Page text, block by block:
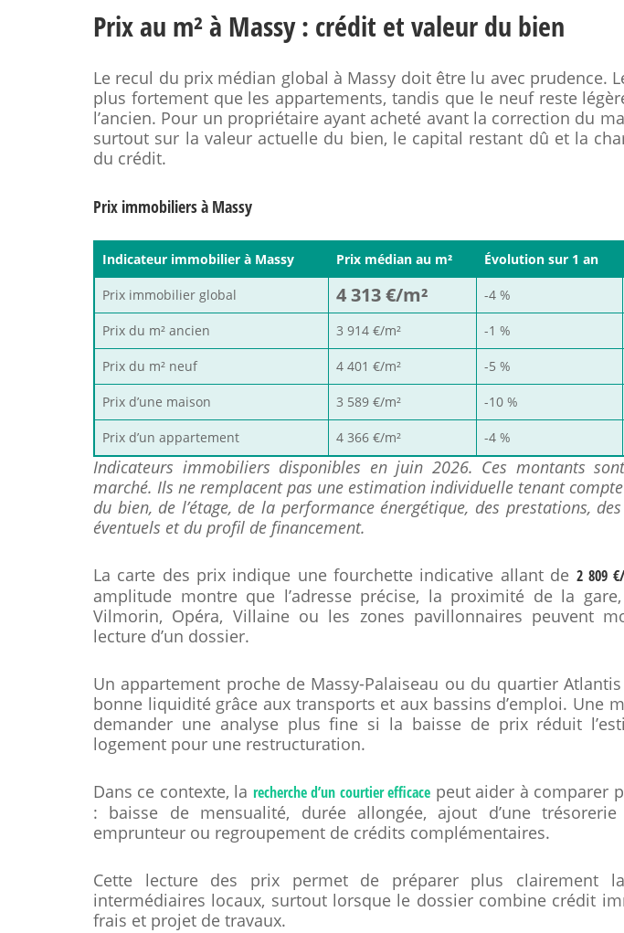
Prix au m² à Massy : crédit et valeur du bien
Le recul du prix médian global à Massy doit être lu avec prudence.
plus fortement que les appartements, tandis que le neuf reste
l’ancien. Pour un propriétaire ayant acheté avant la correction du
surtout sur la valeur actuelle du bien, le capital restant dû et la
du crédit.
Prix immobiliers à Massy
Indicateur immobilier à Massy Prix médian au m² Évolution sur 1 an
Prix immobilier global 4 313 €/m² -4 %
Prix du m² ancien 3 914 €/m² -1 %
Prix du m² neuf 4 401 €/m² -5 %
Prix d’une maison 3 589 €/m² -10 %
Prix d’un appartement 4 366 €/m² -4 %
Indicateurs immobiliers disponibles en juin 2026. Ces montants
marché. Ils ne remplacent pas une estimation individuelle tenant compte
du bien, de l’étage, de la performance énergétique, des prestations,
éventuels et du profil de financement.
La carte des prix indique une fourchette indicative allant de 2 809
amplitude montre que l’adresse précise, la proximité de la
Vilmorin, Opéra, Villaine ou les zones pavillonnaires peuvent
lecture d’un dossier.
Un appartement proche de Massy-Palaiseau ou du quartier
bonne liquidité grâce aux transports et aux bassins d’emploi. Une
demander une analyse plus fine si la baisse de prix réduit
logement pour une restructuration.
Dans ce contexte, la recherche d’un courtier efficace peut aider à comparer
: baisse de mensualité, durée allongée, ajout d’une trésorerie
emprunteur ou regroupement de crédits complémentaires.
Cette lecture des prix permet de préparer plus clairement
intermédiaires locaux, surtout lorsque le dossier combine crédit
frais et projet de travaux.